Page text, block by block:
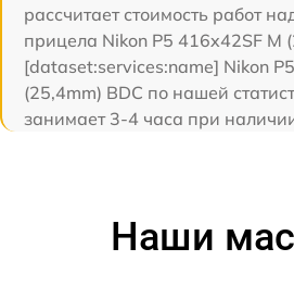
рассчитает стоимость работ
прицела Nikon P5 416x42SF M
[dataset:services:name] Nikon
(25,4mm) BDC по нашей
занимает 3-4 часа при
Наши